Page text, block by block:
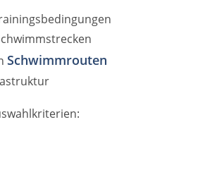
Schwimmrouten